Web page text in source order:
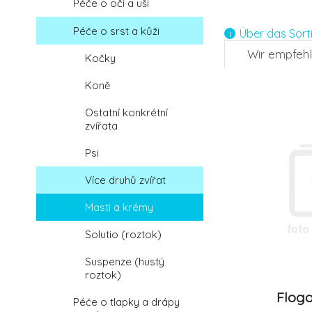
Péče o oči a uši
Péče o srst a kůži
Kočky
Koně
Ostatní konkrétní
zvířata
Psi
Více druhů zvířat
Masti a krémy
Solutio (roztok)
Suspenze (hustý
roztok)
Péče o tlapky a drápy
Über das
Wir